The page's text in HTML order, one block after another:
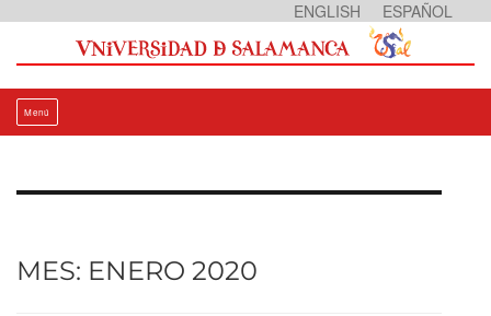
ESPAÑOL
ENGLISH
Menú
MES: ENERO 2020